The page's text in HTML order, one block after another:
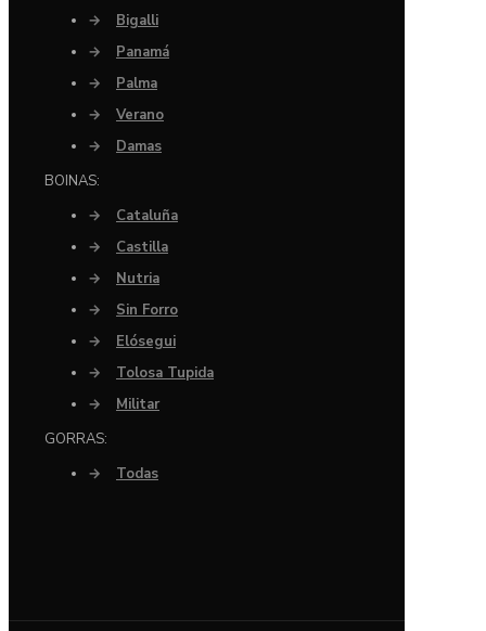
→
Bigalli
→
Panamá
→
Palma
→
Verano
→
Damas
BOINAS:
→
Cataluña
→
Castilla
→
Nutria
→
Sin Forro
→
Elósegui
→
Tolosa Tupida
→
Militar
GORRAS:
→
Todas